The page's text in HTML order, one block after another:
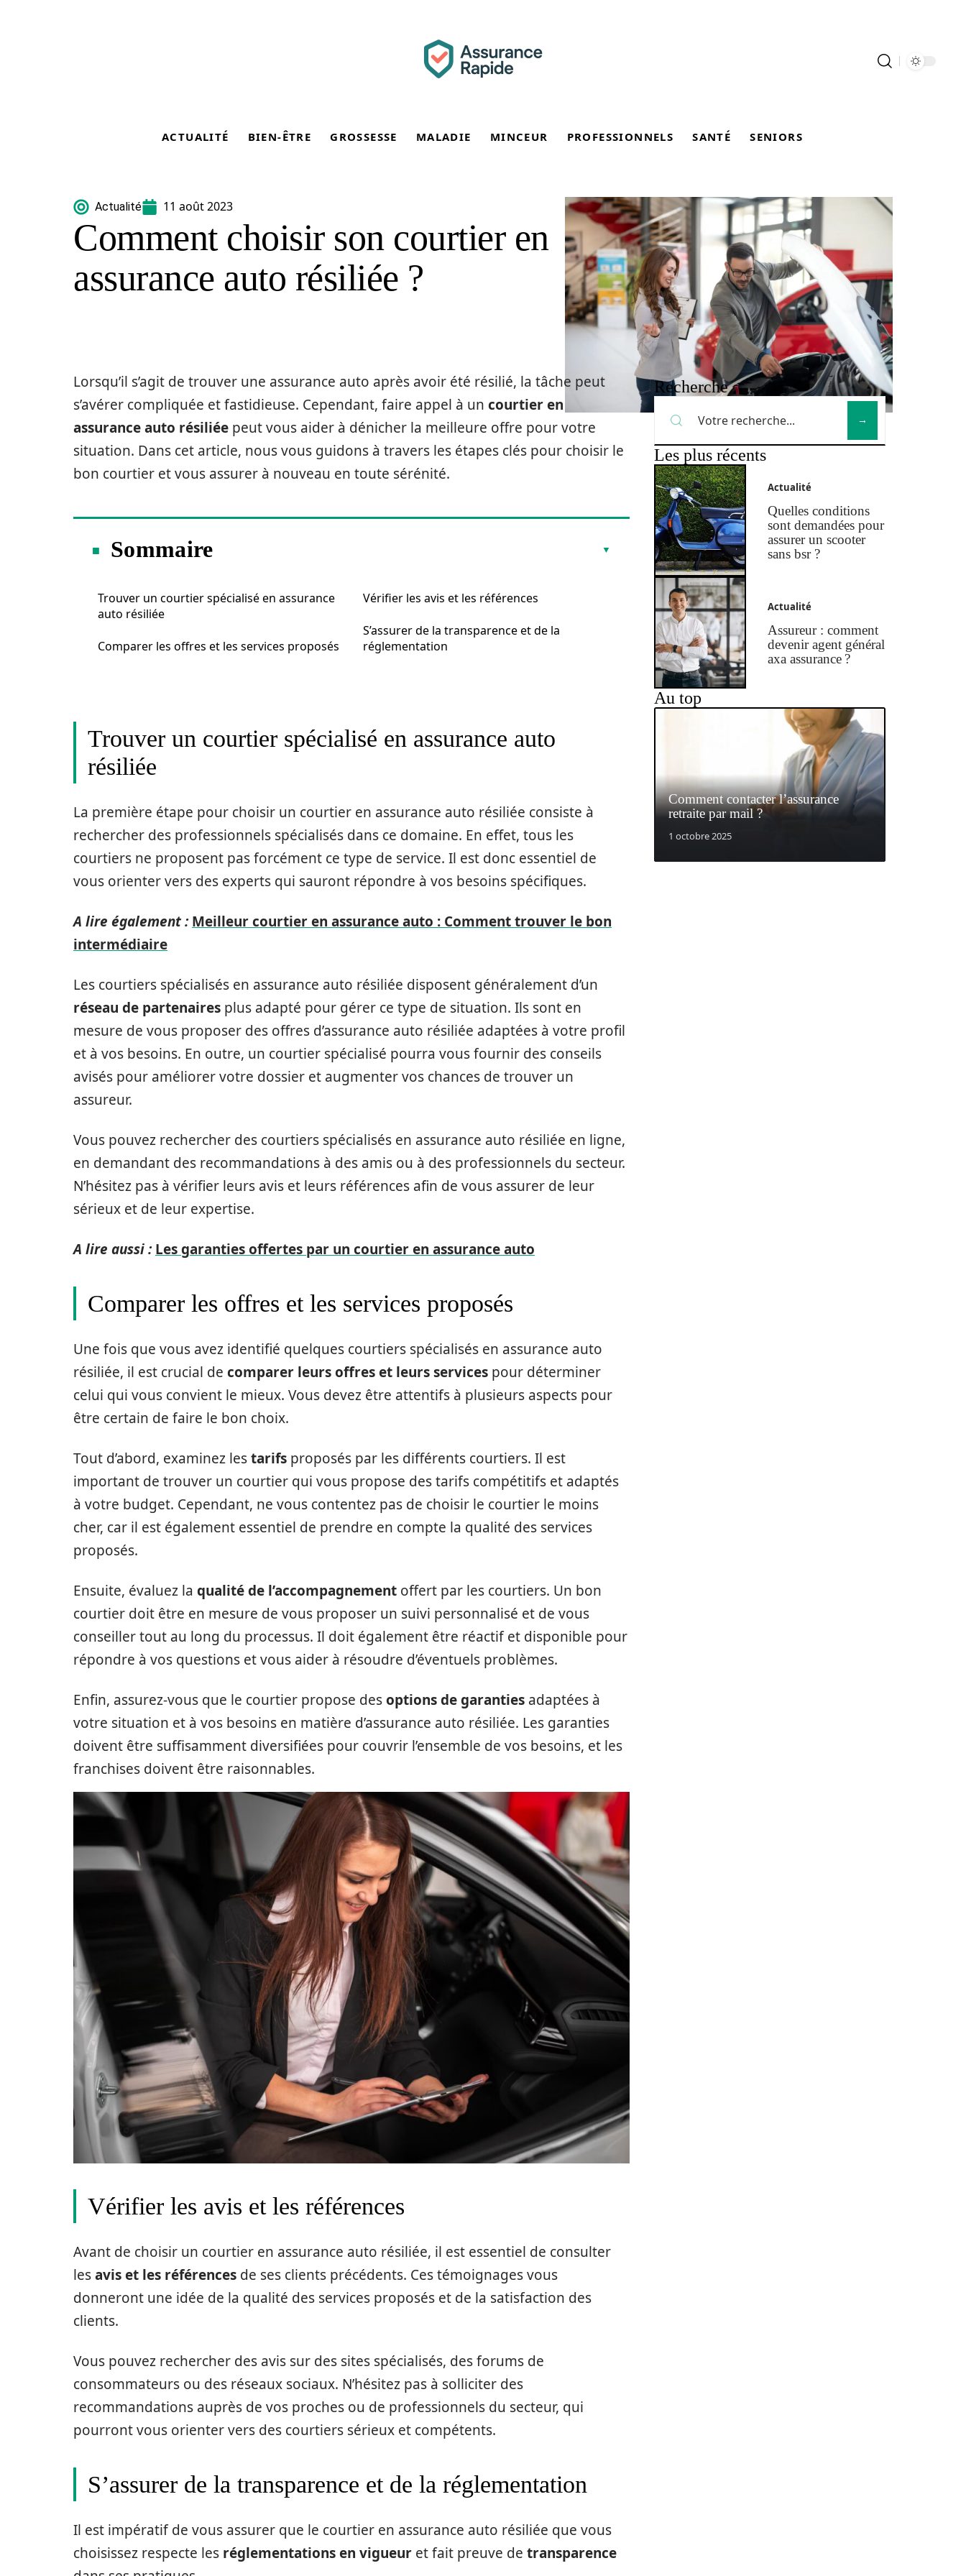
ACTUALITÉ BIEN-ÊTRE GROSSESSE MALADIE MINCEUR PROFESSIONNELS SANTÉ SENIORS
Actualité 11 août 2023
Comment choisir son courtier en
assurance auto résiliée ?
Lorsqu’il s’agit de trouver une assurance auto après avoir été résilié, la tâche peut
s’avérer compliquée et fastidieuse. Cependant, faire appel à un courtier en
assurance auto résiliée peut vous aider à dénicher la meilleure offre pour votre
situation. Dans cet article, nous vous guidons à travers les étapes clés pour choisir le
bon courtier et vous assurer à nouveau en toute sérénité.
Sommaire
Trouver un courtier spécialisé en assurance
auto résiliée
Comparer les offres et les services proposés
Vérifier les avis et les références
S’assurer de la transparence et de la
réglementation
Trouver un courtier spécialisé en assurance auto
résiliée
La première étape pour choisir un courtier en assurance auto résiliée consiste à
rechercher des professionnels spécialisés dans ce domaine. En effet, tous les
courtiers ne proposent pas forcément ce type de service. Il est donc essentiel de
vous orienter vers des experts qui sauront répondre à vos besoins spécifiques.
A lire également : Meilleur courtier en assurance auto : Comment trouver le bon
intermédiaire
Les courtiers spécialisés en assurance auto résiliée disposent généralement d’un
réseau de partenaires plus adapté pour gérer ce type de situation. Ils sont en
mesure de vous proposer des offres d’assurance auto résiliée adaptées à votre profil
et à vos besoins. En outre, un courtier spécialisé pourra vous fournir des conseils
avisés pour améliorer votre dossier et augmenter vos chances de trouver un
assureur.
Vous pouvez rechercher des courtiers spécialisés en assurance auto résiliée en ligne,
en demandant des recommandations à des amis ou à des professionnels du secteur.
N’hésitez pas à vérifier leurs avis et leurs références afin de vous assurer de leur
sérieux et de leur expertise.
A lire aussi : Les garanties offertes par un courtier en assurance auto
Comparer les offres et les services proposés
Une fois que vous avez identifié quelques courtiers spécialisés en assurance auto
résiliée, il est crucial de comparer leurs offres et leurs services pour déterminer
celui qui vous convient le mieux. Vous devez être attentifs à plusieurs aspects pour
être certain de faire le bon choix.
Tout d’abord, examinez lestarifs proposés par les différents courtiers. Il est
important de trouver un courtier qui vous propose des tarifs compétitifs et adaptés
à votre budget. Cependant, ne vous contentez pas de choisir le courtier le moins
cher, car il est également essentiel de prendre en compte la qualité des services
proposés.
Ensuite, évaluez la qualité de l’accompagnement offert par les courtiers. Un bon
courtier doit être en mesure de vous proposer un suivi personnalisé et de vous
conseiller tout au long du processus. Il doit également être réactif et disponible pour
répondre à vos questions et vous aider à résoudre d’éventuels problèmes.
Enfin, assurez-vous que le courtier propose desoptions de garanties adaptées à
votre situation et à vos besoins en matière d’assurance auto résiliée. Les garanties
doivent être suffisamment diversifiées pour couvrir l’ensemble de vos besoins, et les
franchises doivent être raisonnables.
Vérifier les avis et les références
Avant de choisir un courtier en assurance auto résiliée, il est essentiel de consulter
lesavis et les références de ses clients précédents. Ces témoignages vous
donneront une idée de la qualité des services proposés et de la satisfaction des
clients.
Vous pouvez rechercher des avis sur des sites spécialisés, des forums de
consommateurs ou des réseaux sociaux. N’hésitez pas à solliciter des
recommandations auprès de vos proches ou de professionnels du secteur, qui
pourront vous orienter vers des courtiers sérieux et compétents.
S’assurer de la transparence et de la réglementation
Il est impératif de vous assurer que le courtier en assurance auto résiliée que vous
choisissez respecte les réglementations en vigueur et fait preuve de transparence
Recherche
Les plus récents
Actualité
Quelles conditions
sont demandées pour
assurer un scooter
sans bsr ?
Actualité
Assureur : comment
devenir agent général
axa assurance ?
Au top
Comment contacter l’assurance
retraite par mail ?
1 octobre 2025